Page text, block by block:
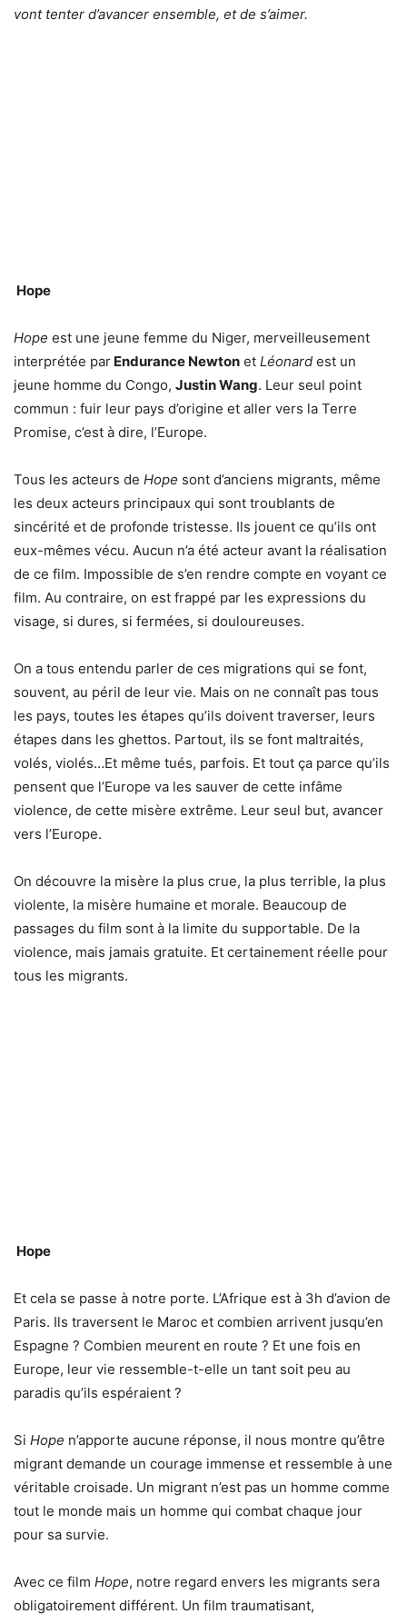
vont tenter d’avancer ensemble, et de s’aimer.
Hope
Hope est une jeune femme du Niger, merveilleusement
interprétée par Endurance Newton et Léonard est un
jeune homme du Congo, Justin Wang. Leur seul point
commun : fuir leur pays d’origine et aller vers la Terre
Promise, c’est à dire, l’Europe.
Tous les acteurs de Hope sont d’anciens migrants, même
les deux acteurs principaux qui sont troublants de
sincérité et de profonde tristesse. Ils jouent ce qu’ils ont
eux-mêmes vécu. Aucun n’a été acteur avant la réalisation
de ce film. Impossible de s’en rendre compte en voyant ce
film. Au contraire, on est frappé par les expressions du
visage, si dures, si fermées, si douloureuses.
On a tous entendu parler de ces migrations qui se font,
souvent, au péril de leur vie. Mais on ne connaît pas tous
les pays, toutes les étapes qu’ils doivent traverser, leurs
étapes dans les ghettos. Partout, ils se font maltraités,
volés, violés…Et même tués, parfois. Et tout ça parce qu’ils
pensent que l’Europe va les sauver de cette infâme
violence, de cette misère extrême. Leur seul but, avancer
vers l’Europe.
On découvre la misère la plus crue, la plus terrible, la plus
violente, la misère humaine et morale. Beaucoup de
passages du film sont à la limite du supportable. De la
violence, mais jamais gratuite. Et certainement réelle pour
tous les migrants.
Hope
Et cela se passe à notre porte. L’Afrique est à 3h d’avion de
Paris. Ils traversent le Maroc et combien arrivent jusqu’en
Espagne ? Combien meurent en route ? Et une fois en
Europe, leur vie ressemble-t-elle un tant soit peu au
paradis qu’ils espéraient ?
Si Hope n’apporte aucune réponse, il nous montre qu’être
migrant demande un courage immense et ressemble à une
véritable croisade. Un migrant n’est pas un homme comme
tout le monde mais un homme qui combat chaque jour
pour sa survie.
Avec ce film Hope, notre regard envers les migrants sera
obligatoirement différent. Un film traumatisant,